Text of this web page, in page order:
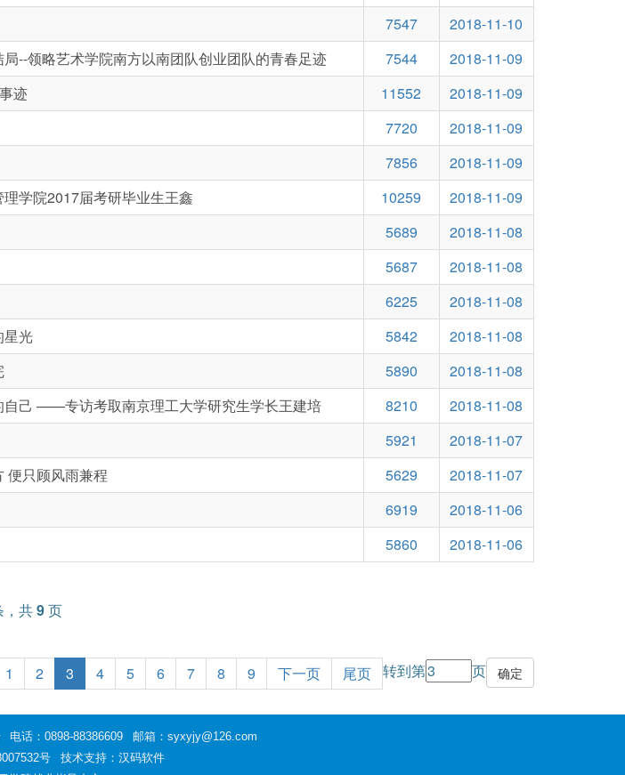
7547
2018-11-10
--领略艺术学院南方以南团队创业团队的青春足迹 7544
2018-11-09
迹 11552
2018-11-09
7720
2018-11-09
7856
2018-11-09
学院2017届考研毕业生王鑫 10259
2018-11-09
5689
2018-11-08
5687
2018-11-08
6225
2018-11-08
星光 5842
2018-11-08
5890
2018-11-08
自己 ——专访考取南京理工大学研究生学长王建培 8210
2018-11-08
5921
2018-11-07
便只顾风雨兼程 5629
2018-11-07
6919
2018-11-06
5860 2018-11-06
，共9页
1 2 3 4 5 6 7 8 9 下一页 尾页 转到第 页
电话：0898-88386609
邮箱：syxyjy@126.com
号
技术支持：汉码软件